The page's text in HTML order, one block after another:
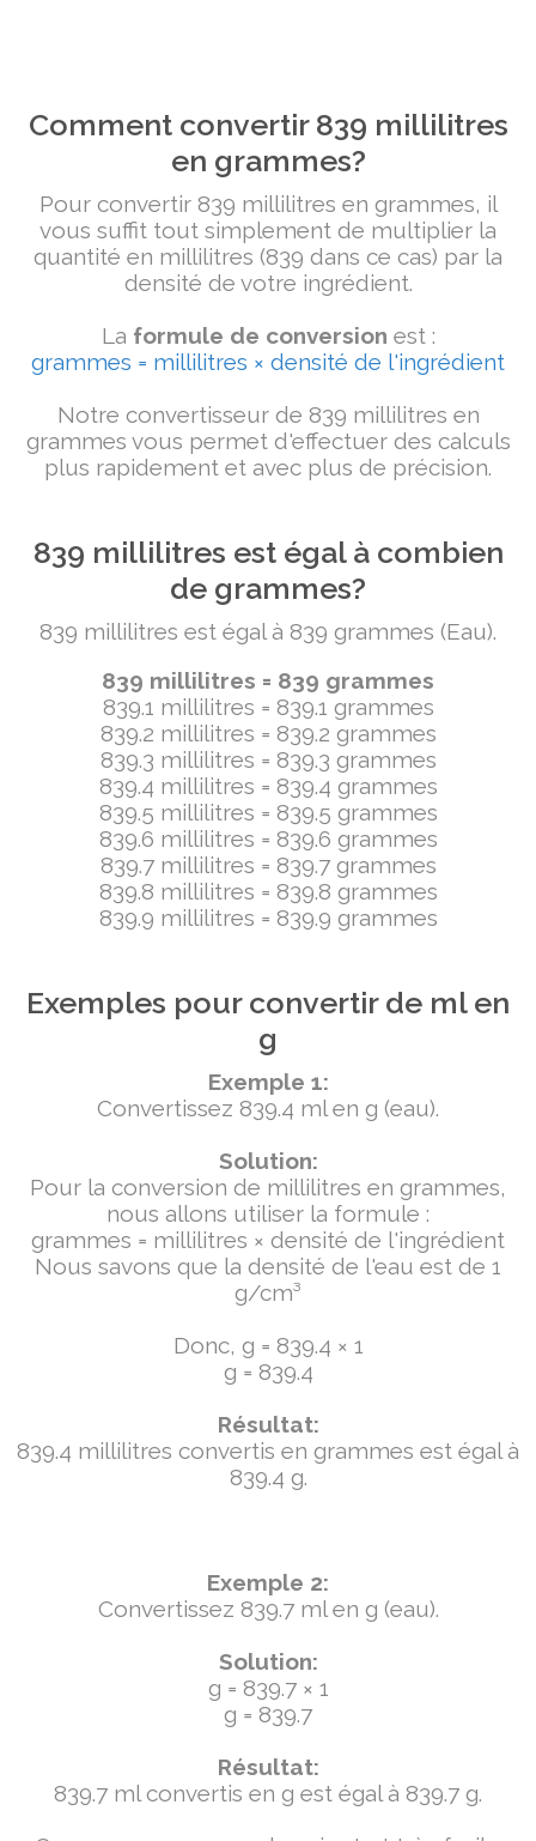
Comment convertir 839 millilitres
en grammes?
Pour convertir 839 millilitres en grammes, il
vous suffit tout simplement de multiplier la
quantité en millilitres (839 dans ce cas) par la
densité de votre ingrédient.
La formule de conversion est :
grammes = millilitres × densité de l'ingrédient
Notre convertisseur de 839 millilitres en
grammes vous permet d'effectuer des calculs
plus rapidement et avec plus de précision.
839 millilitres est égal à combien
de grammes?
839 millilitres est égal à 839 grammes (Eau).
839 millilitres = 839 grammes
839.1 millilitres = 839.1 grammes
839.2 millilitres = 839.2 grammes
839.3 millilitres = 839.3 grammes
839.4 millilitres = 839.4 grammes
839.5 millilitres = 839.5 grammes
839.6 millilitres = 839.6 grammes
839.7 millilitres = 839.7 grammes
839.8 millilitres = 839.8 grammes
839.9 millilitres = 839.9 grammes
Exemples pour convertir de ml en
g
Exemple 1:
Convertissez 839.4 ml en g (eau).
Solution:
Pour la conversion de millilitres en grammes,
nous allons utiliser la formule :
grammes = millilitres × densité de l'ingrédient
Nous savons que la densité de l'eau est de 1
g/cm³
Donc, g = 839.4 × 1
g = 839.4
Résultat:
839.4 millilitres convertis en grammes est égal à
839.4 g.
Exemple 2:
Convertissez 839.7 ml en g (eau).
Solution:
g = 839.7 × 1
g = 839.7
Résultat:
839.7 ml convertis en g est égal à 839.7 g.